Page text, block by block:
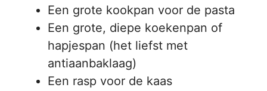
Een grote kookpan voor de pasta
Een grote, diepe koekenpan of
hapjespan (het liefst met
antiaanbaklaag)
Een rasp voor de kaas